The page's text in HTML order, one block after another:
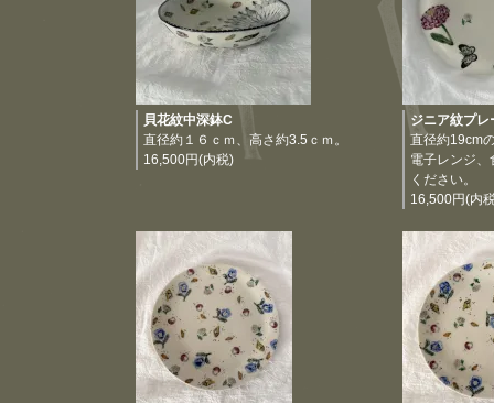
貝花紋中深鉢C
直径約１６ｃｍ、高さ約3.5ｃｍ。
16,500円(内税)
ジニア紋プ
直径約19cm
電子レンジ
ください。
16,500円(内